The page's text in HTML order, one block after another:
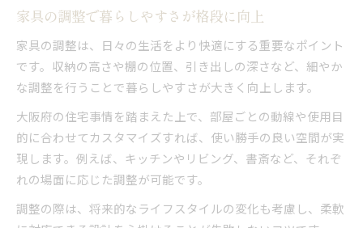
家具の調整で暮らしやすさが格段に向上
家具の調整は、日々の生活をより快適にする重要なポイント
です。収納の高さや棚の位置、引き出しの深さなど、細やか
な調整を行うことで暮らしやすさが大きく向上します。
大阪府の住宅事情を踏まえた上で、部屋ごとの動線や使用目
的に合わせてカスタマイズすれば、使い勝手の良い空間が実
現します。例えば、キッチンやリビング、書斎など、それぞ
れの場面に応じた調整が可能です。
調整の際は、将来的なライフスタイルの変化も考慮し、柔軟